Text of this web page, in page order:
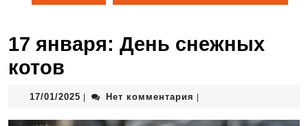
17 января: День снежных
котов
17/01/2025 Нет комментария